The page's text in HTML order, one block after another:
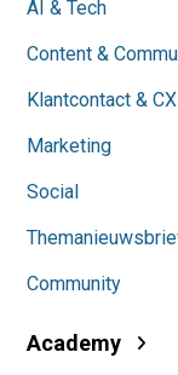
AI & Tech
Content &
Klantcontact & CX
Marketing
Social
Community
Academy